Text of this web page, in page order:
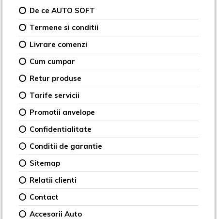
De ce AUTO SOFT
Termene si conditii
Livrare comenzi
Cum cumpar
Retur produse
Tarife servicii
Promotii anvelope
Confidentialitate
Conditii de garantie
Sitemap
Relatii clienti
Contact
Accesorii Auto